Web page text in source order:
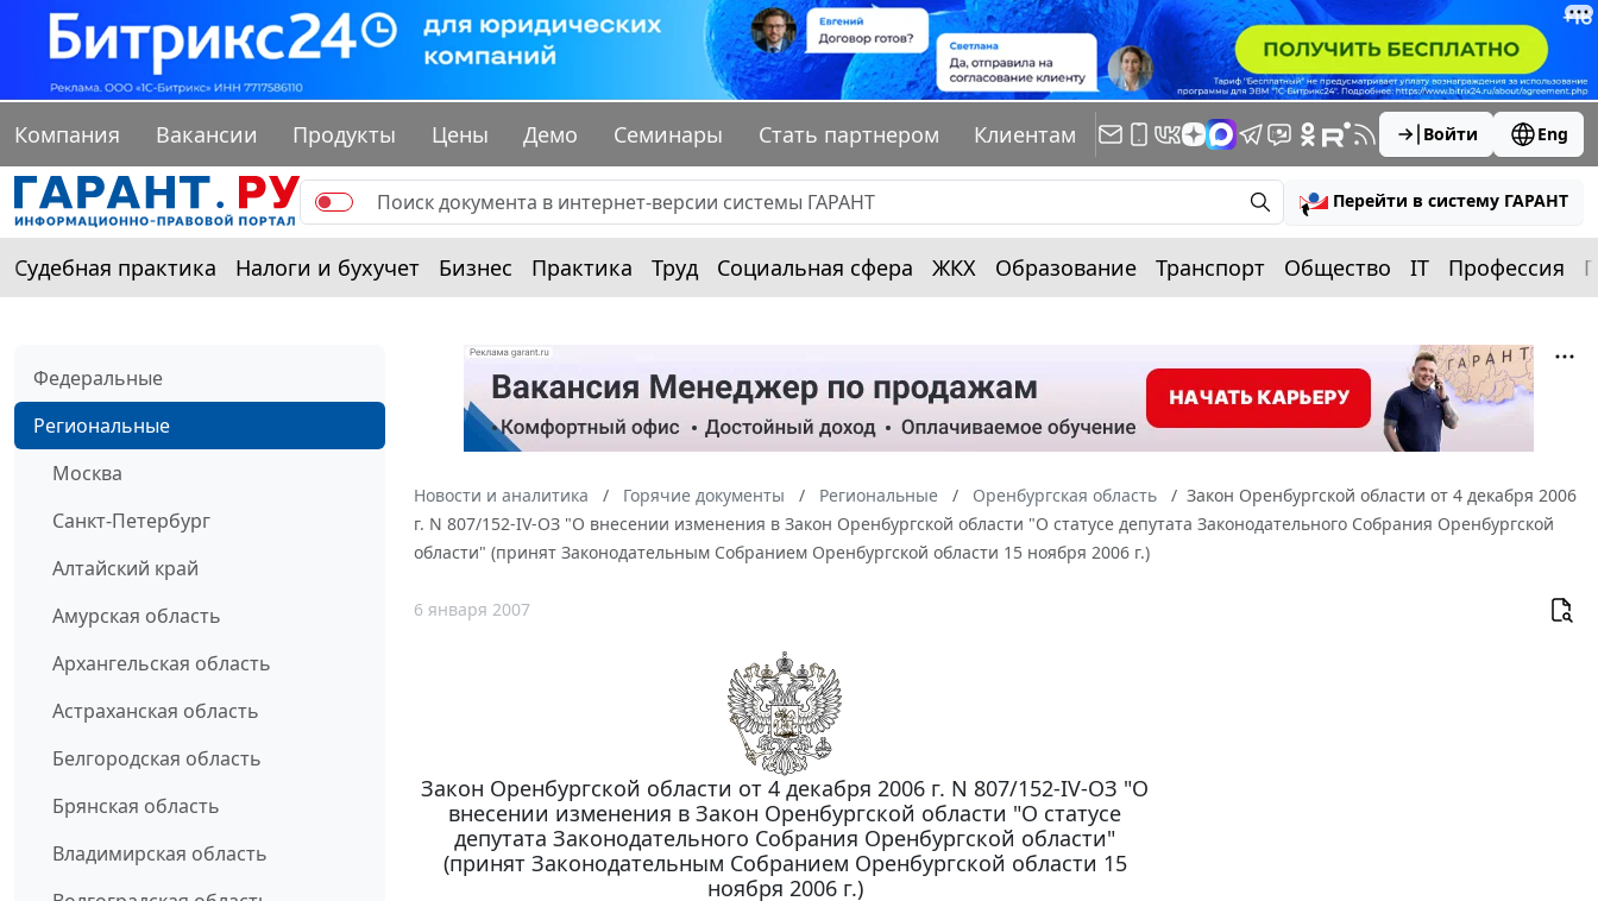
Компания Вакансии Продукты Цены Демо Семинары Стать партнером Клиентам Войти Eng
Перейти в систему ГАРАНТ
Судебная практика Налоги и бухучет Бизнес Практика Труд Социальная сфера ЖКХ Образование Транспорт Общество IT Профессия
Федеральные
Региональные
Москва
Санкт-Петербург
Алтайский край
Амурская область
Архангельская область
Астраханская область
Белгородская область
Брянская область
Владимирская область
Новости и аналитика Горячие документы Региональные Оренбургская область
Закон Оренбургской области от 4 декабря 2006
г. N 807/152-IV-ОЗ "О внесении изменения в Закон Оренбургской области "О статусе депутата Законодательного Собрания Оренбургской
области" (принят Законодательным Собранием Оренбургской области 15 ноября 2006 г.)
6 января 2007
Закон Оренбургской области от 4 декабря 2006 г. N 807/152-IV-ОЗ "О
внесении изменения в Закон Оренбургской области "О статусе
депутата Законодательного Собрания Оренбургской области"
(принят Законодательным Собранием Оренбургской области 15
ноября 2006 г.)